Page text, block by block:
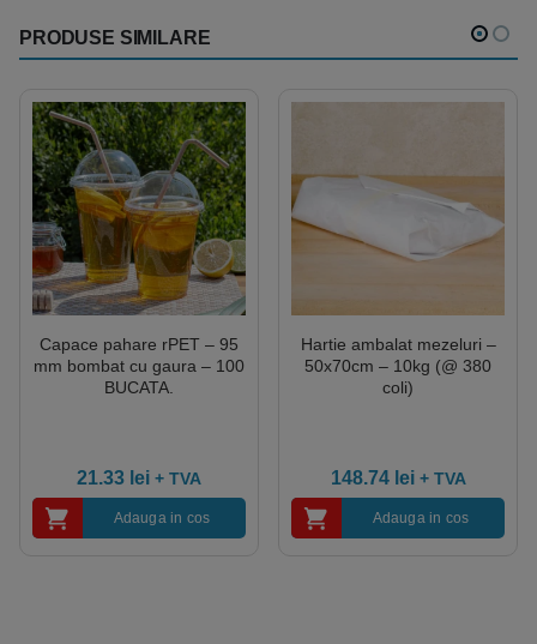
PRODUSE SIMILARE
Capace pahare rPET – 95
mm bombat cu gaura – 100
BUCATA.
21.33 lei + TVA
Adauga in cos
Hartie ambalat mezeluri –
50x70cm – 10kg (@ 380
coli)
148.74 lei + TVA
Adauga in cos